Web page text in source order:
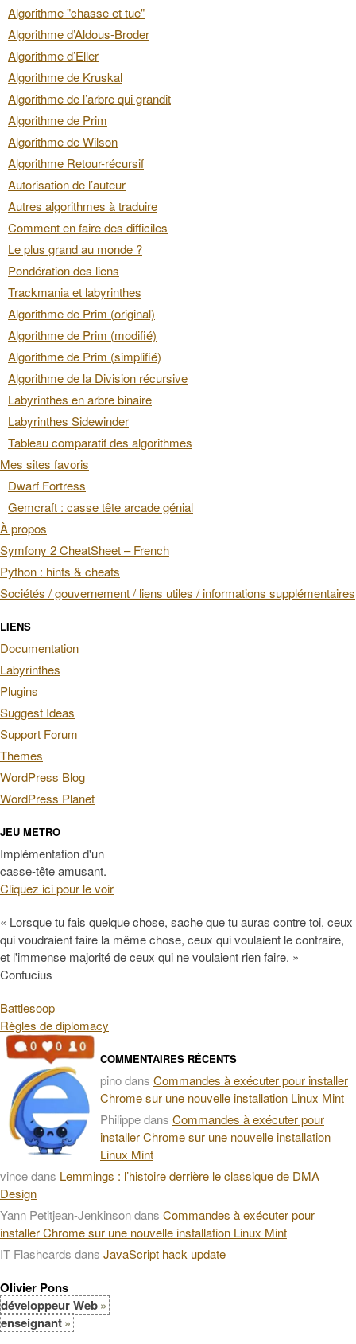
Algorithme "chasse et tue"
Algorithme d’Aldous-Broder
Algorithme d’Eller
Algorithme de Kruskal
Algorithme de l’arbre qui grandit
Algorithme de Prim
Algorithme de Wilson
Algorithme Retour-récursif
Autorisation de l’auteur
Autres algorithmes à traduire
Comment en faire des difficiles
Le plus grand au monde ?
Pondération des liens
Trackmania et labyrinthes
Algorithme de Prim (original)
Algorithme de Prim (modifié)
Algorithme de Prim (simplifié)
Algorithme de la Division récursive
Labyrinthes en arbre binaire
Labyrinthes Sidewinder
Tableau comparatif des algorithmes
Mes sites favoris
Dwarf Fortress
Gemcraft : casse tête arcade génial
À propos
Symfony 2 CheatSheet – French
Python : hints & cheats
Sociétés / gouvernement / liens utiles / informations supplémentaires
LIENS
Documentation
Labyrinthes
Plugins
Suggest Ideas
Support Forum
Themes
WordPress Blog
WordPress Planet
JEU METRO
Implémentation d'un
casse-tête amusant.
Cliquez ici pour le voir
« Lorsque tu fais quelque chose, sache que tu auras contre toi, ceux
qui voudraient faire la même chose, ceux qui voulaient le contraire,
et l'immense majorité de ceux qui ne voulaient rien faire. »
Confucius
Battlesoop
Règles de diplomacy
COMMENTAIRES RÉCENTS
pinodans Commandes à exécuter pour installer
Chrome sur une nouvelle installation Linux Mint
Philippedans Commandes à exécuter pour
installer Chrome sur une nouvelle installation
Linux Mint
vincedans Lemmings : l’histoire derrière le classique de DMA
Design
Yann Petitjean-Jenkinsondans Commandes à exécuter pour
installer Chrome sur une nouvelle installation Linux Mint
IT Flashcards dans JavaScript hack update
Olivier Pons
développeur Web
enseignant